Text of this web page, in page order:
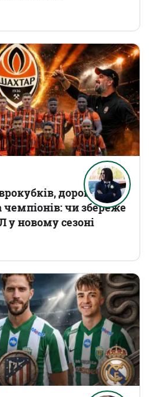
дорогі
чемпіонів: чи збереже
новому сезоні